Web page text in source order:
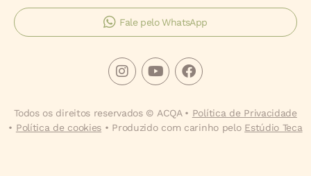
Fale pelo WhatsApp
Todos os direitos reservados © ACQA • Política de Privacidade
• Política de cookies • Produzido com carinho pelo Estúdio Teca